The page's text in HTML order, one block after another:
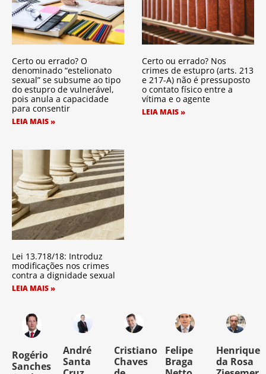
Certo ou errado? O
denominado “estelionato
sexual” se subsume ao tipo
do estupro de vulnerável,
pois anula a capacidade
para consentir
LEIA MAIS »
Certo ou errado? Nos
crimes de estupro (arts. 213
e 217-A) não é pressuposto
o contato físico entre a
vítima e o agente
LEIA MAIS »
Lei 13.718/18: Introduz
modificações nos crimes
contra a dignidade sexual
LEIA MAIS »
Rogério
Sanches
André
Santa
Cristiano
Chaves
Felipe
Braga
Henrique
da Rosa